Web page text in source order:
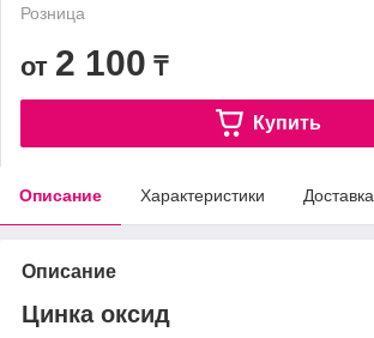
Розница
от 2 100 ₸
Купить
Описание Характеристики Доставка
Описание
Цинка оксид